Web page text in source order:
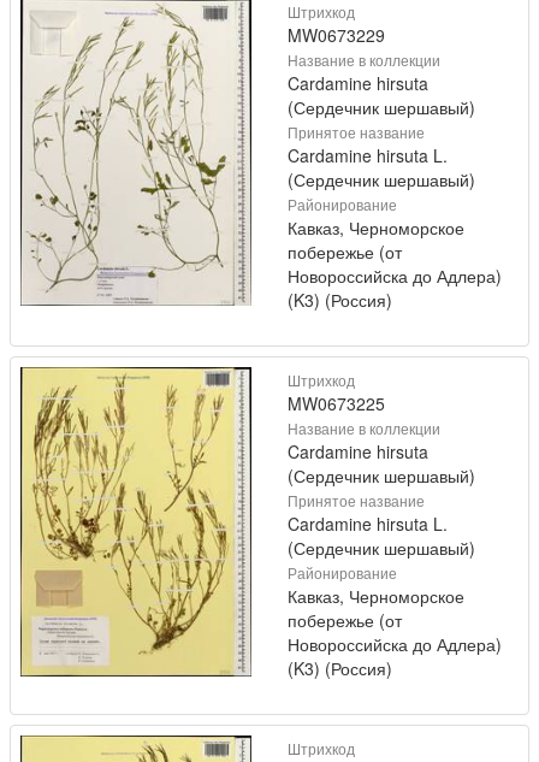
Штрихкод
MW0673229
Название в коллекции
Cardamine hirsuta
(Сердечник шершавый)
Принятое название
Cardamine hirsuta L.
(Сердечник шершавый)
Районирование
Кавказ, Черноморское
побережье (от
Новороссийска до Адлера)
(K3) (Россия)
Штрихкод
MW0673225
Название в коллекции
Cardamine hirsuta
(Сердечник шершавый)
Принятое название
Cardamine hirsuta L.
(Сердечник шершавый)
Районирование
Кавказ, Черноморское
побережье (от
Новороссийска до Адлера)
(K3) (Россия)
Штрихкод